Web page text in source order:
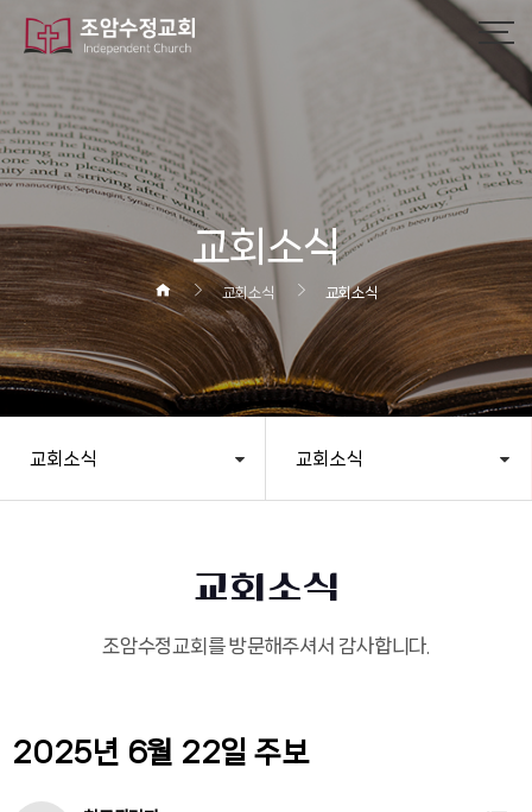
교회소식
교회소식 교회소식
교회소식 교회소식
교회소식
조암수정교회를 방문해주셔서 감사합니다.
2025년 6월 22일 주보